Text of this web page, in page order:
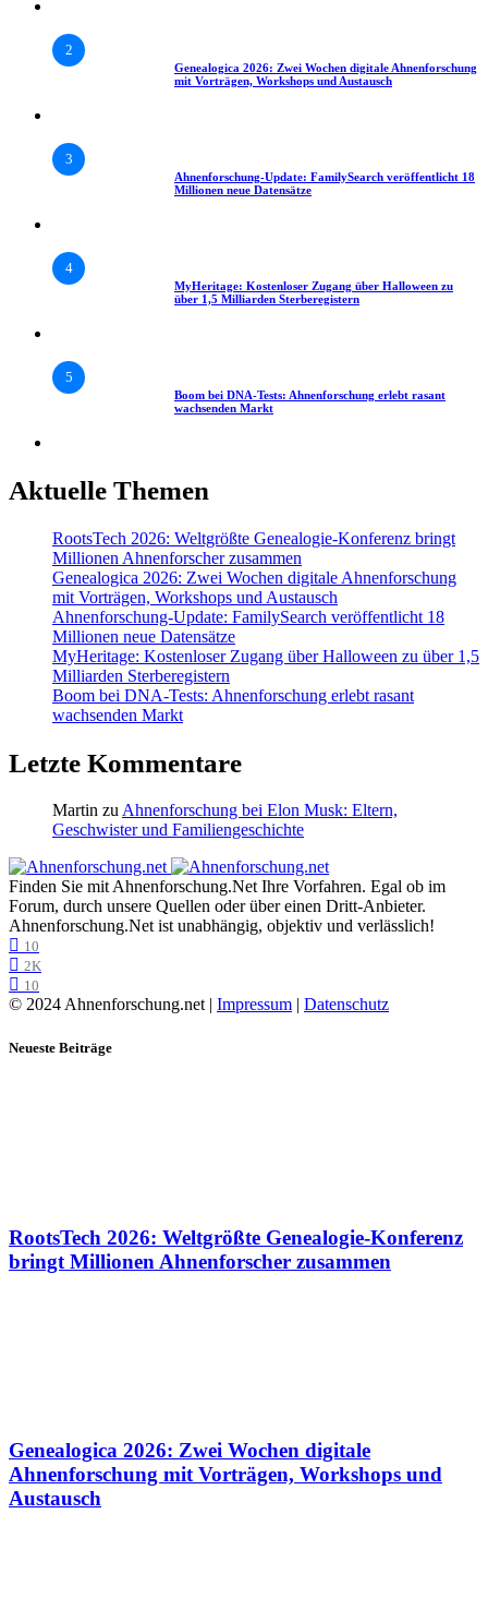
2
Genealogica 2026: Zwei Wochen digitale Ahnenforschung
mit Vorträgen, Workshops und Austausch
3
Ahnenforschung-Update: FamilySearch veröffentlicht 18
Millionen neue Datensätze
4
MyHeritage: Kostenloser Zugang über Halloween zu
über 1,5 Milliarden Sterberegistern
5
Boom bei DNA-Tests: Ahnenforschung erlebt rasant
wachsenden Markt
Aktuelle Themen
RootsTech 2026: Weltgrößte Genealogie-Konferenz bringt
Millionen Ahnenforscher zusammen
Genealogica 2026: Zwei Wochen digitale Ahnenforschung
mit Vorträgen, Workshops und Austausch
Ahnenforschung-Update: FamilySearch veröffentlicht 18
Millionen neue Datensätze
MyHeritage: Kostenloser Zugang über Halloween zu über 1,5
Milliarden Sterberegistern
Boom bei DNA-Tests: Ahnenforschung erlebt rasant
wachsenden Markt
Letzte Kommentare
Martin zuAhnenforschung bei Elon Musk: Eltern,
Geschwister und Familiengeschichte
Finden Sie mit Ahnenforschung.Net Ihre Vorfahren. Egal ob im
Forum, durch unsere Quellen oder über einen Dritt-Anbieter.
Ahnenforschung.Net ist unabhängig, objektiv und verlässlich!
10
2K
10
© 2024 Ahnenforschung.net | Impressum Datenschutz
Neueste Beiträge
RootsTech 2026: Weltgrößte Genealogie-Konferenz
bringt Millionen Ahnenforscher zusammen
Genealogica 2026: Zwei Wochen digitale
Ahnenforschung mit Vorträgen, Workshops und
Austausch